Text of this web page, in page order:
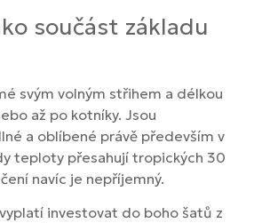
součást základu
svým volným střihem a délkou
až po kotníky. Jsou
a oblíbené právě především v
teploty přesahují tropických 30
navíc je nepříjemný.
investovat do boho šatů z